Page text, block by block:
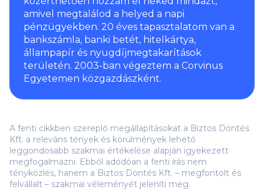
amivel megtalálod a helyed a napi
pénzügyekben. 20 éves tapasztalatom van a
bankszámla, banki betét, hitelkártya,
állampapír és nyugdíjmegtakarítások
területén. 2003-ban végeztem a Corvinus
Egyetemen közgazdászként.
A fenti cikkben szereplő megállapításokat a Biztos Döntés
Kft. a releváns tények és körülmények lehető
leggondosabb szakmai értékelése alapján igyekezett
megfogalmazni. Ebből adódóan a fenti írás nem
tényközlés, hanem a Biztos Döntés Kft. – megfontolt és
felvállalt – szakmai véleményét jeleníti meg.